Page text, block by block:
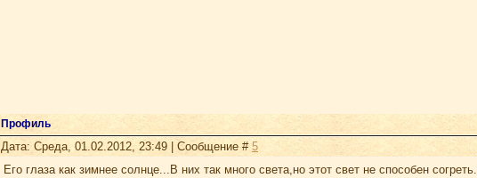
Профиль
Дата: Среда, 01.02.2012, 23:49 | Сообщение # 5
Его глаза как зимнее солнце...В них так много света,но этот свет не способен согреть.